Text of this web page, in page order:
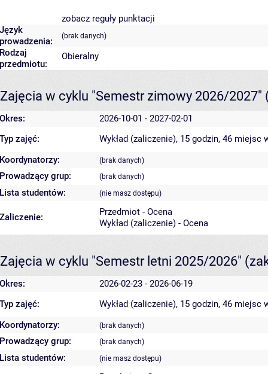
zobacz reguły punktacji
Język
prowadzenia:
(brak danych)
Rodzaj
przedmiotu:
Obieralny
Zajęcia w cyklu "Semestr zimowy 2026/2027"
Okres:
2026-10-01 - 2027-02-01
Typ zajęć:
Wykład (zaliczenie), 15 godzin, 46 miejsc
Koordynatorzy:
(brak danych)
Prowadzący grup: (brak danych)
Lista studentów: (nie masz dostępu)
Zaliczenie:
Przedmiot - Ocena
Wykład (zaliczenie) - Ocena
Zajęcia w cyklu "Semestr letni 2025/2026"
Okres:
2026-02-23 - 2026-06-19
Typ zajęć:
Wykład (zaliczenie), 15 godzin, 46 miejsc
Koordynatorzy:
(brak danych)
Prowadzący grup: (brak danych)
Lista studentów: (nie masz dostępu)